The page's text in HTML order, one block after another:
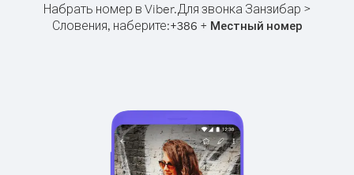
Набрать номер в Viber.Для звонка Занзибар >
Словения, наберите:+386 + Местный номер